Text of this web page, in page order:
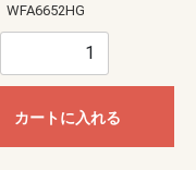
WFA6652HG
カートに入れる